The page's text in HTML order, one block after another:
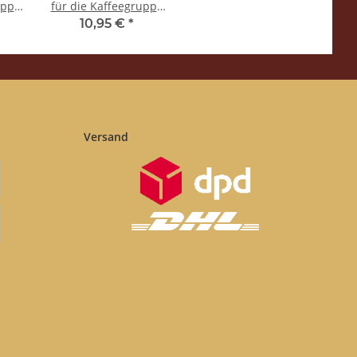
für die Kaffeegruppe
- Medium - 325
10,95 € *
Versand